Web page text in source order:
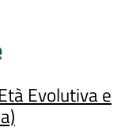
Evolutiva e